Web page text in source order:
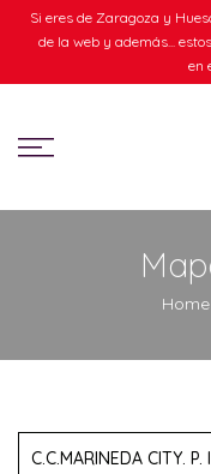
Skip
content
Si eres de Zaragoza y
de la web y además...
en
Home
C.C.MARINEDA CITY. P.